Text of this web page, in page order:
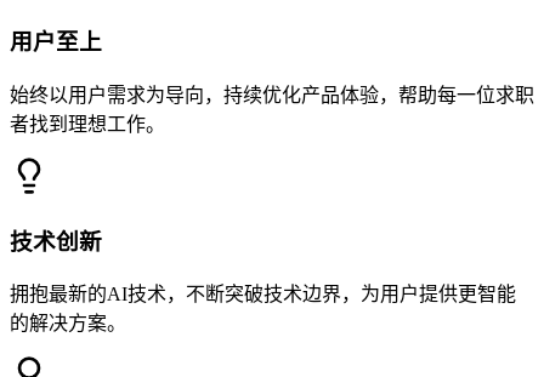
用户至上
始终以用户需求为导向，持续优化产品体验，帮助每一位求职
者找到理想工作。
技术创新
拥抱最新的AI技术，不断突破技术边界，为用户提供更智能
的解决方案。